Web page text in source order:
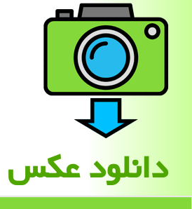
دانلود عكس